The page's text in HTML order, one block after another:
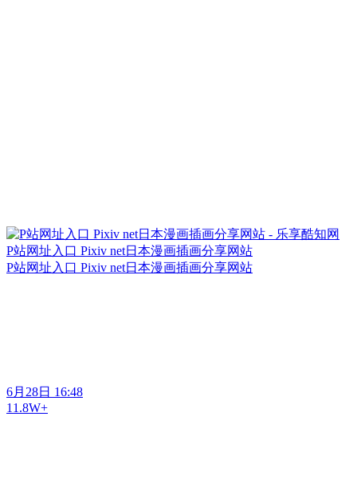
P站网址入口 Pixiv net日本漫画插画分享网站
P站网址入口 Pixiv net日本漫画插画分享网站
6月28日 16:48
11.8W+